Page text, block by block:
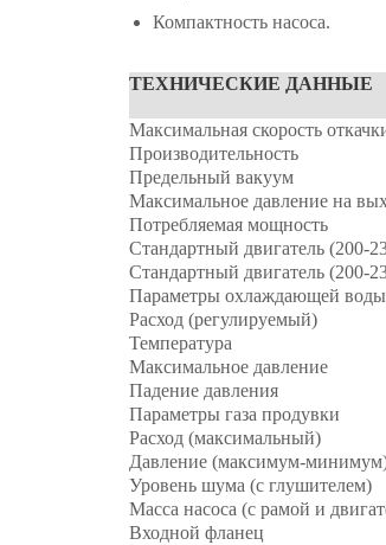
Компактность насоса.
ТЕХНИЧЕСКИЕ ДАННЫЕ
Максимальная скорость
Производительность
Предельный вакуум
Максимальное давление на
Потребляемая мощность
Стандартный двигатель (200-
Стандартный двигатель (200-
Параметры охлаждающей воды
Расход (регулируемый)
Температура
Максимальное давление
Падение давления
Параметры газа продувки
Расход (максимальный)
Давление (максимум-
Уровень шума (с глушителем)
Масса насоса (с рамой и
Входной фланец